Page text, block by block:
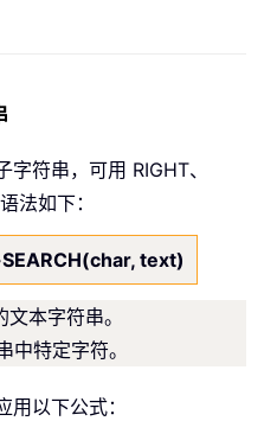
符串，可用 RIGHT、
法如下：
text)
本字符串。
中特定字符。
以下公式：